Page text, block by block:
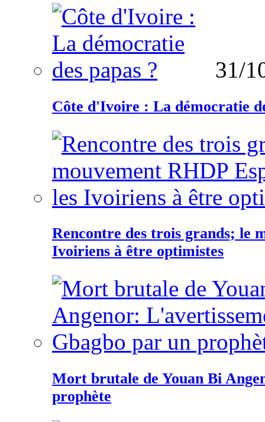
31/
Côte d'Ivoire : La démocratie
Rencontre des trois grands; le
Ivoiriens à être optimistes
Mort brutale de Youan Bi
prophète